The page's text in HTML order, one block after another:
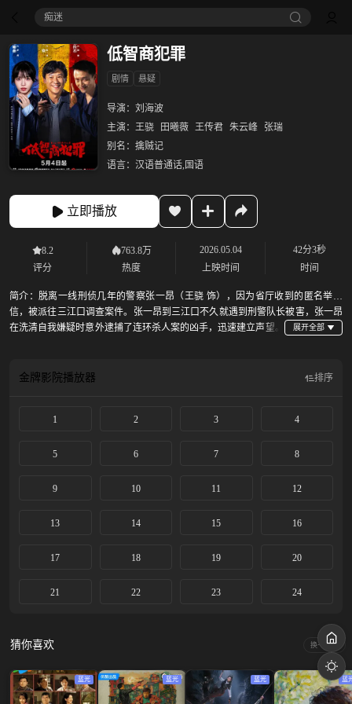
痴迷
低智商犯罪
剧情 悬疑
导演： 刘海波
主演： 王骁 田曦薇 王传君 朱云峰
张瑞
别名： 擒贼记
语言： 汉语普通话,国语
立即播放
8.2
评分
763.8万
热度
2026.05.04
上映时间
42分3秒
时间
简介：脱离一线刑侦几年的警察张一昂（王骁 饰），因为省厅收到的匿名举报
信，被派往三江口调查案件。张一昂到三江口不久就遇到刑警队长被害，张一昂
在洗清自我嫌疑时意外逮捕了连环杀人案的凶手，迅速建立声望。
张一昂跟所有蠢贼们齐聚一堂，凭借智慧和勇气笑到最后，也查明同僚遇害的起
金牌影院播放器 排序
1 2 3 4
5 6 7 8
9 10 11 12
13 14 15 16
17 18 19 20
21 22 23 24
猜你喜欢 换一换
蓝光 蓝光 蓝光 蓝